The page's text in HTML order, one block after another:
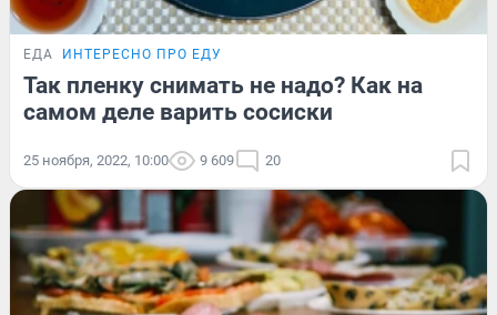
ЕДА ИНТЕРЕСНО ПРО ЕДУ
Так пленку снимать не надо? Как на
самом деле варить сосиски
25 ноября, 2022, 10:00 9 609 20